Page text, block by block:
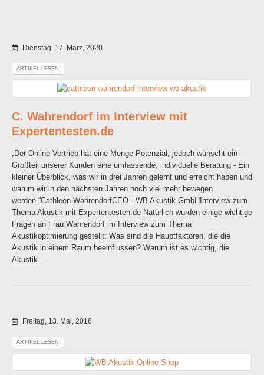
Dienstag, 17. März, 2020
ARTIKEL LESEN
C. Wahrendorf im Interview mit
Expertentesten.de
„Der Online Vertrieb hat eine Menge Potenzial, jedoch wünscht ein
Großteil unserer Kunden eine umfassende, individuelle Beratung - Ein
kleiner Überblick, was wir in drei Jahren gelernt und erreicht haben und
warum wir in den nächsten Jahren noch viel mehr bewegen
werden.“Cathleen WahrendorfCEO - WB Akustik GmbHInterview zum
Thema Akustik mit Expertentesten.de Natürlich wurden einige wichtige
Fragen an Frau Wahrendorf im Interview zum Thema
Akustikoptimierung gestellt: Was sind die Hauptfaktoren, die die
Akustik in einem Raum beeinflussen? Warum ist es wichtig, die
Akustik...
Freitag, 13. Mai, 2016
ARTIKEL LESEN